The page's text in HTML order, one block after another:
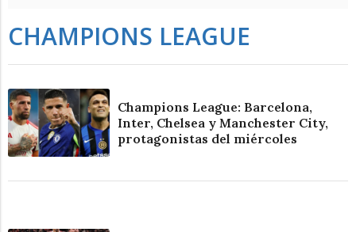
Dom Lun Mar
CHAMPIONS LEAGUE
Champions League: Barcelona,
Inter, Chelsea y Manchester City,
protagonistas del miércoles